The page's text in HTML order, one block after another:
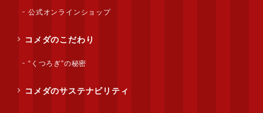
公式オンラインショップ
コメダのこだわり
“くつろぎ”の秘密
コメダのサステナビリティ